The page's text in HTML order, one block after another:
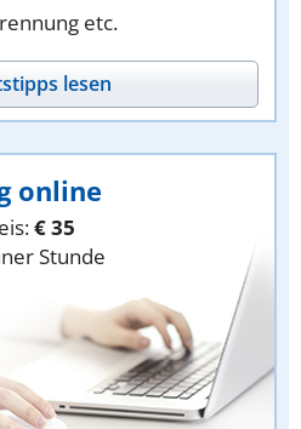
etc.
lesen
online
€ 35
Stunde